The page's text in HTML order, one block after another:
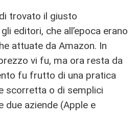
trovato il giusto
editori, che all’epoca erano
attuate da Amazon. In
vi fu, ma ora resta da
fu frutto di una pratica
scorretta o di semplici
due aziende (Apple e